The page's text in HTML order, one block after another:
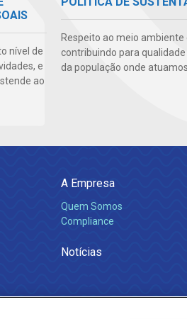
nível de
e
ao
Respeito ao meio ambiente
contribuindo para
da população onde
A Empresa
Quem Somos
Compliance
Notícias